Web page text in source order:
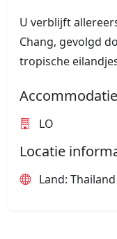
U verblijft
Chang, gevolgd
tropische
LO
Locatie
Land: Thailand